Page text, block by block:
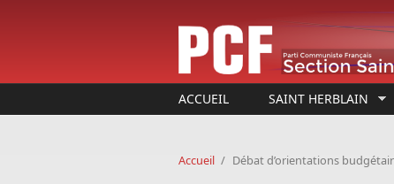
ACCUEIL SAINT HERBLAIN
Accueil / Débat d’orientations